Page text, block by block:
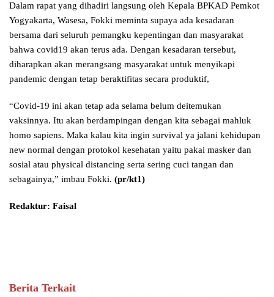
Dalam rapat yang dihadiri langsung oleh Kepala BPKAD Pemkot
Yogyakarta, Wasesa, Fokki meminta supaya ada kesadaran
bersama dari seluruh pemangku kepentingan dan masyarakat
bahwa covid19 akan terus ada. Dengan kesadaran tersebut,
diharapkan akan merangsang masyarakat untuk menyikapi
pandemic dengan tetap beraktifitas secara produktif,
“Covid-19 ini akan tetap ada selama belum deitemukan
vaksinnya. Itu akan berdampingan dengan kita sebagai mahluk
homo sapiens. Maka kalau kita ingin survival ya jalani kehidupan
new normal dengan protokol kesehatan yaitu pakai masker dan
sosial atau physical distancing serta sering cuci tangan dan
sebagainya,” imbau Fokki. (pr/kt1)
Redaktur: Faisal
Berita Terkait